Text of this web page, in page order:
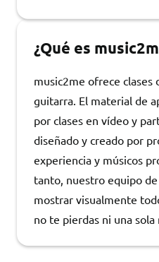
¿Qué es
music2me ofrece clases
guitarra. El material de
por clases en vídeo y
diseñado y creado por
experiencia y músicos
tanto, nuestro equipo
mostrar visualmente
no te pierdas ni una sola